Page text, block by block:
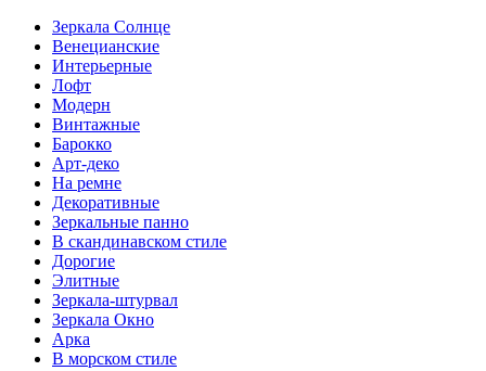
Зеркала Солнце
Венецианские
Интерьерные
Лофт
Модерн
Винтажные
Барокко
Арт-деко
На ремне
Декоративные
Зеркальные панно
В скандинавском стиле
Дорогие
Элитные
Зеркала-штурвал
Зеркала Окно
Арка
В морском стиле